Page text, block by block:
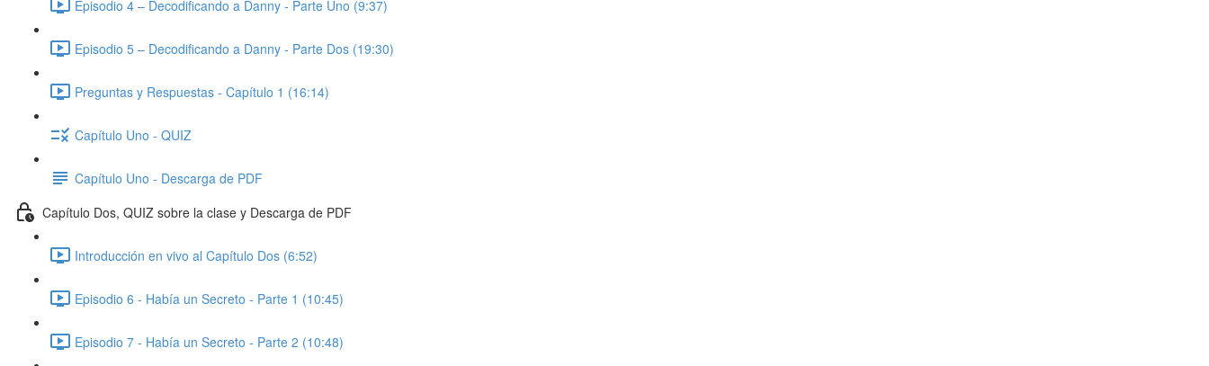
Episodio 4 – Decodificando a Danny - Parte Uno (9:37)
Episodio 5 – Decodificando a Danny - Parte Dos (19:30)
Preguntas y Respuestas - Capítulo 1 (16:14)
Capítulo Uno - QUIZ
Capítulo Uno - Descarga de PDF
Capítulo Dos, QUIZ sobre la clase y Descarga de PDF
Introducción en vivo al Capítulo Dos (6:52)
Episodio 6 - Había un Secreto - Parte 1 (10:45)
Episodio 7 - Había un Secreto - Parte 2 (10:48)